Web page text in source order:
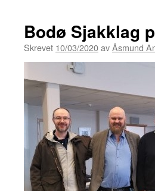
Bodø Sjakklag
Skrevet 10/03/2020avÅsmund